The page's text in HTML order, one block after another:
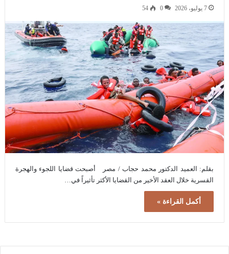
7 يوليو، 2026 0
54
بقلم: العميد الدكتور محمد حجاب / مصر أصبحت قضايا اللجوء والهجرة
القسرية خلال العقد الأخير من القضايا الأكثر تأثيراً في…
أكمل القراءة »